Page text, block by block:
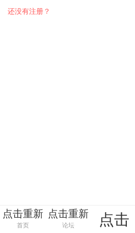
还没有注册？
点击重新
加载
首页
点击重新
加载
论坛 点击